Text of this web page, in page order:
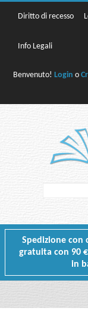
Diritto di recesso
Info Legali
Benvenuto!Login o
Spedizione con
gratuita con 90
in